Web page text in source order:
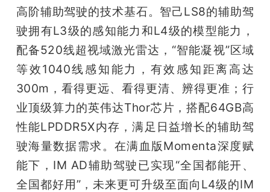
爱
搞
机
高阶辅助驾驶的技术基石。智己LS8的辅助驾
驶拥有L3级的感知能力和L4级的模型能力，
配备520线超视域激光雷达，“智能凝视”区域
等效1040线感知能力，有效感知距离高达
300m，看得更远、看得更清、辨得更准；行
业顶级算力的英伟达Thor芯片，搭配64GB高
性能LPDDR5X内存，满足日益增长的辅助驾
驶海量数据需求。在满血版Momenta深度赋
能下，IM AD辅助驾驶已实现“全国都能开、
全国都好用”，未来更可升级至面向L4级的IM